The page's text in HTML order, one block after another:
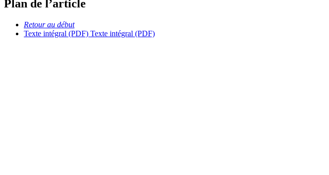
Plan de l’article
Retour au début
Texte intégral (PDF) Texte intégral (PDF)